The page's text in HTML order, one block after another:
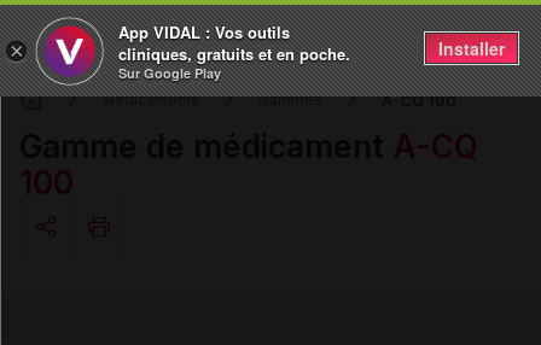
Médicaments Gammes A-CQ 100
A-CQ
100
×
App VIDAL : Vos outils
cliniques, gratuits et en poche.
Sur Google Play
Installer